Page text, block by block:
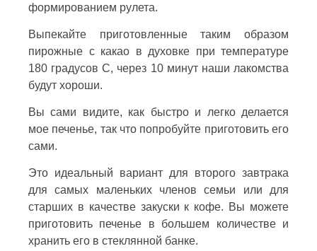
формированием рулета.
Выпекайте приготовленные таким образом
пирожные с какао в духовке при температуре
180 градусов С, через 10 минут наши лакомства
будут хороши.
Вы сами видите, как быстро и легко делается
мое печенье, так что попробуйте приготовить его
сами.
Это идеальный вариант для второго завтрака
для самых маленьких членов семьи или для
старших в качестве закуски к кофе. Вы можете
приготовить печенье в большем количестве и
хранить его в стеклянной банке.